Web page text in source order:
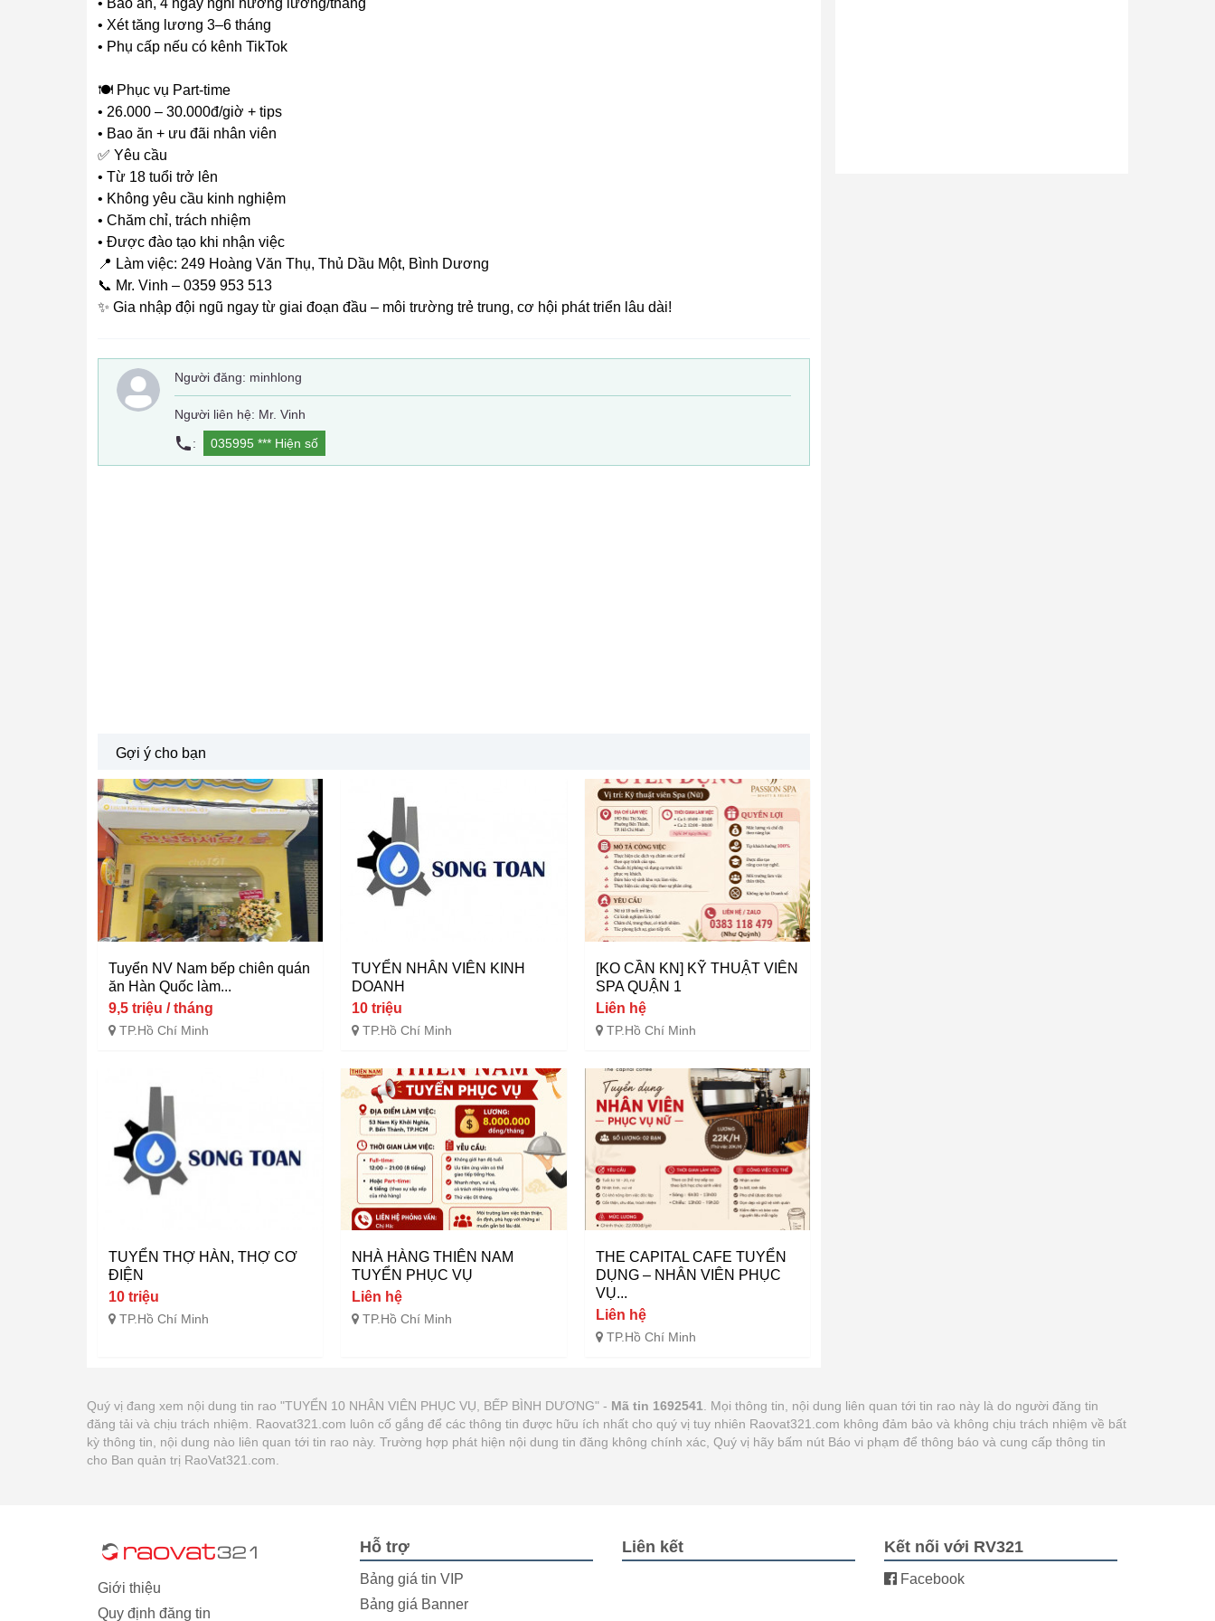
• Bao ăn, 4 ngày nghỉ hưởng lương/tháng
• Xét tăng lương 3–6 tháng
• Phụ cấp nếu có kênh TikTok
🍽️ Phục vụ Part-time
• 26.000 – 30.000đ/giờ + tips
• Bao ăn + ưu đãi nhân viên
✅ Yêu cầu
• Từ 18 tuổi trở lên
• Không yêu cầu kinh nghiệm
• Chăm chỉ, trách nhiệm
• Được đào tạo khi nhận việc
📍 Làm việc: 249 Hoàng Văn Thụ, Thủ Dầu Một, Bình Dương
📞 Mr. Vinh – 0359 953 513
✨ Gia nhập đội ngũ ngay từ giai đoạn đầu – môi trường trẻ trung, cơ hội phát triển lâu dài!
Người đăng: minhlong
Người liên hệ: Mr. Vinh
:
035995 *** Hiện số
Gợi ý cho bạn
Tuyển NV Nam bếp chiên quán
ăn Hàn Quốc làm...
9,5 triệu / tháng
TP.Hồ Chí Minh
TUYỂN NHÂN VIÊN KINH
DOANH
10 triệu
TP.Hồ Chí Minh
[KO CẦN KN] KỸ THUẬT VIÊN
SPA QUẬN 1
Liên hệ
TP.Hồ Chí Minh
TUYỂN THỢ HÀN, THỢ CƠ
ĐIỆN
10 triệu
TP.Hồ Chí Minh
NHÀ HÀNG THIÊN NAM
TUYỂN PHỤC VỤ
Liên hệ
TP.Hồ Chí Minh
THE CAPITAL CAFE TUYỂN
DỤNG – NHÂN VIÊN PHỤC
VỤ...
Liên hệ
TP.Hồ Chí Minh
Quý vị đang xem nội dung tin rao "TUYỂN 10 NHÂN VIÊN PHỤC VỤ, BẾP BÌNH DƯƠNG" - Mã tin 1692541 . Mọi thông tin, nội dung liên quan tới tin rao này là do người đăng tin
đăng tải và chịu trách nhiệm. Raovat321.com luôn cố gắng để các thông tin được hữu ích nhất cho quý vị tuy nhiên Raovat321.com không đảm bảo và không chịu trách nhiệm về bất
kỳ thông tin, nội dung nào liên quan tới tin rao này. Trường hợp phát hiện nội dung tin đăng không chính xác, Quý vị hãy bấm nút Báo vi phạm để thông báo và cung cấp thông tin
cho Ban quản trị RaoVat321.com.
Giới thiệu
Quy định đăng tin
Hỗ trợ
Bảng giá tin VIP
Bảng giá Banner
Liên kết Kết nối với RV321
Facebook